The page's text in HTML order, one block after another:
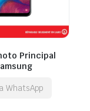
Principal
WhatsApp